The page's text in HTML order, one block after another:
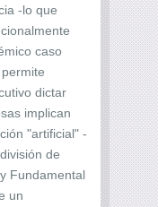
-lo que
caso
dictar
implican
"artificial" -
de
Fundamental
un